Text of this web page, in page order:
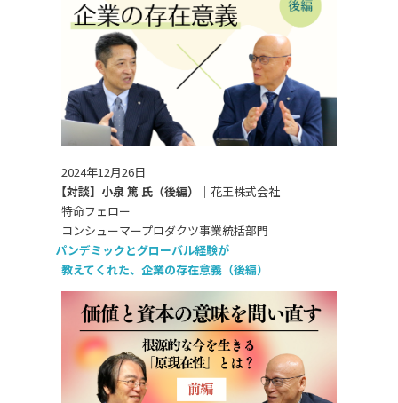
2024年12月26日
【対談】小泉 篤 氏（後編）｜花王株式会社
特命フェロー
コンシューマープロダクツ事業統括部門
パンデミックとグローバル経験が
教えてくれた、企業の存在意義（後編）